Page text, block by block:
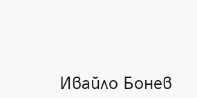
Ивайло Бонев